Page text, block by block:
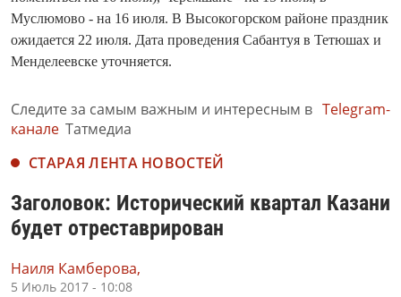
Муслюмово - на 16 июля. В Высокогорском районе праздник
ожидается 22 июля. Дата проведения Сабантуя в Тетюшах и
Менделеевске уточняется.
Следите за самым важным и интересным в Telegram-
канале Татмедиа
СТАРАЯ ЛЕНТА НОВОСТЕЙ
Заголовок: Исторический квартал Казани
будет отреставрирован
Наиля Камберова,
5 Июль 2017 - 10:08